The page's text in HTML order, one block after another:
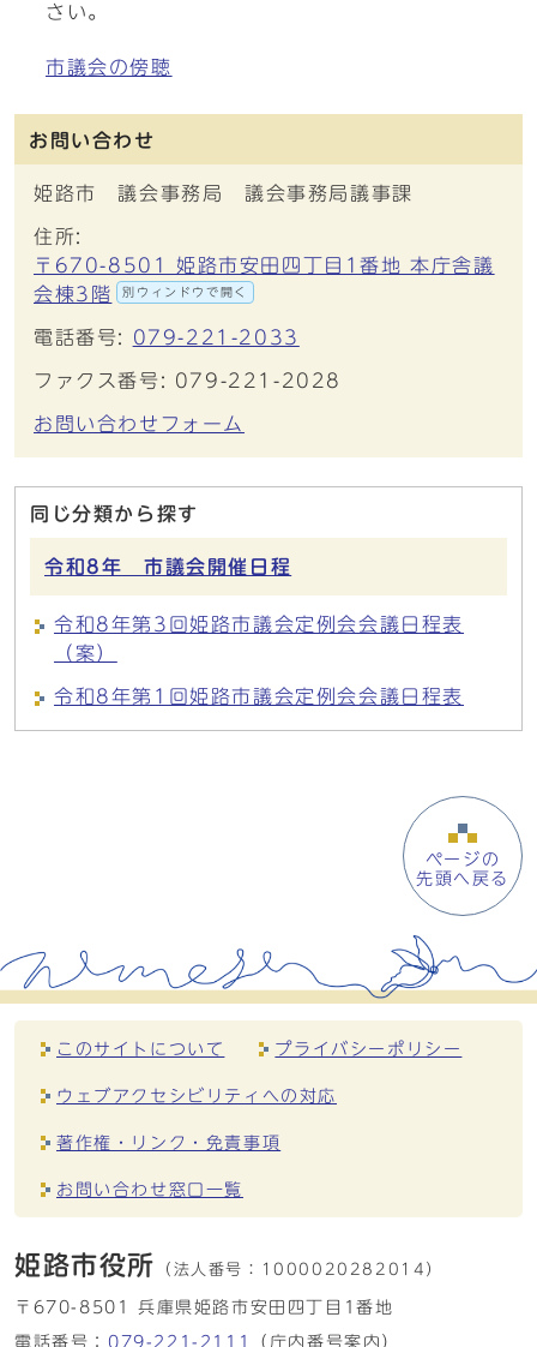
さい。
市議会の傍聴
お問い合わせ
姫路市 議会事務局 議会事務局議事課
住所:
〒670-8501 姫路市安田四丁目1番地 本庁舎議
会棟3階
別ウィンドウで開く
電話番号: 079-221-2033
ファクス番号: 079-221-2028
お問い合わせフォーム
同じ分類から探す
令和8年 市議会開催日程
令和8年第3回姫路市議会定例会会議日程表
（案）
令和8年第1回姫路市議会定例会会議日程表
ページの
先頭へ戻る
このサイトについて プライバシーポリシー
ウェブアクセシビリティへの対応
著作権・リンク・免責事項
お問い合わせ窓口一覧
姫路市役所 （法人番号： 1000020282014）
〒670-8501 兵庫県姫路市安田四丁目1番地
電話番号： 079-221-2111 （庁内番号案内）